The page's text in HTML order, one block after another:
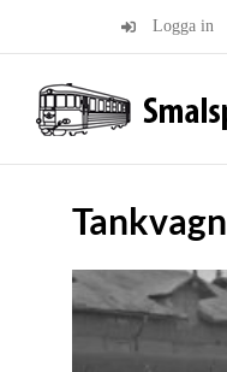
Logga in
Tankvagn